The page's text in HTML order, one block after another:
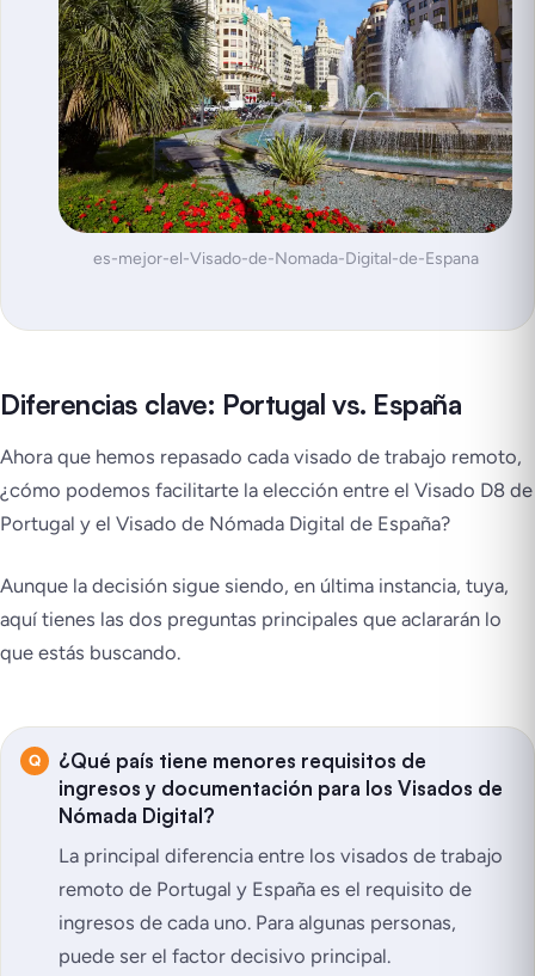
es-mejor-el-Visado-de-Nomada-Digital-de-Espana
Diferencias clave: Portugal vs. España
Ahora que hemos repasado cada visado de trabajo remoto,
¿cómo podemos facilitarte la elección entre el Visado D8 de
Portugal y el Visado de Nómada Digital de España?
Aunque la decisión sigue siendo, en última instancia, tuya,
aquí tienes las dos preguntas principales que aclararán lo
que estás buscando.
¿Qué país tiene menores requisitos de
ingresos y documentación para los Visados de
Nómada Digital?
La principal diferencia entre los visados de trabajo
remoto de Portugal y España es el requisito de
ingresos de cada uno. Para algunas personas,
puede ser el factor decisivo principal.